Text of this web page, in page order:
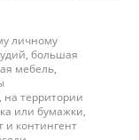
личному
большая
мебель,
территории
или бумажки,
и контингент